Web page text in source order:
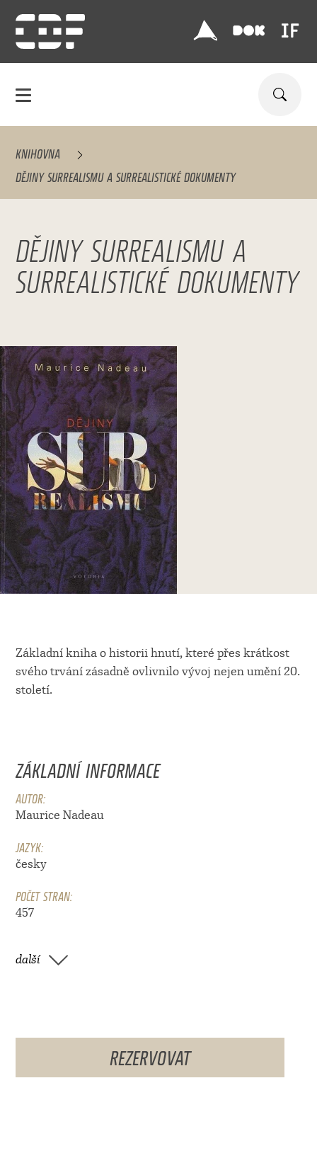
KNIHOVNA
DĚJINY SURREALISMU A SURREALISTICKÉ DOKUMENTY
DĚJINY SURREALISMU A
SURREALISTICKÉ DOKUMENTY
Základní kniha o historii hnutí, které přes krátkost
svého trvání zásadně ovlivnilo vývoj nejen umění 20.
století.
ZÁKLADNÍ INFORMACE
AUTOR:
Maurice Nadeau
JAZYK:
česky
POČET STRAN:
457
další
REZERVOVAT